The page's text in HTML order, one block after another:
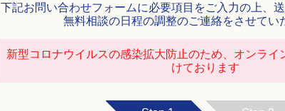
下記お問い合わせフォームに必要項目をご入力の上、
無料相談の日程の調整のご連絡をさせてい
新型コロナウイルスの感染拡大防止のため、 オンライ
けております